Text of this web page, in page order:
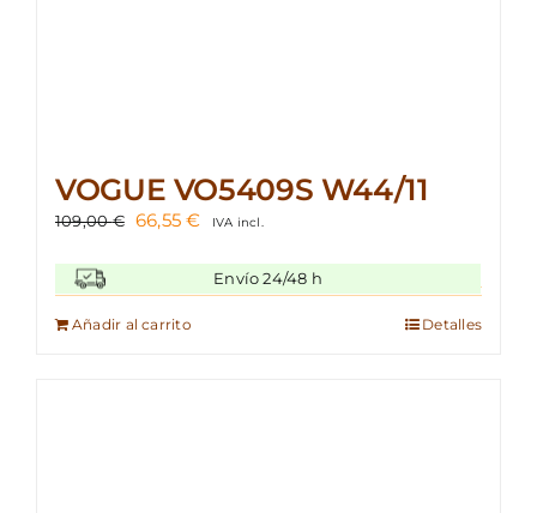
VOGUE VO5409S W44/11
109,00€ El
era:
109,00 €.
66,55€El
actual
es:
IVA incl.
Envío 24/48 h
Añadir al carrito Detalles